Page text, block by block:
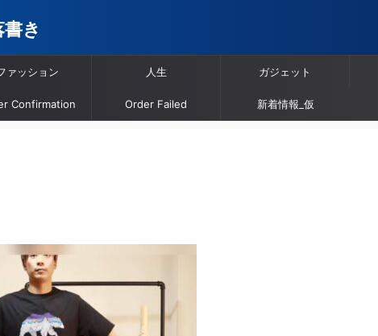
き
ァッション 人生 ガジェット
Confirmation Order Failed 新着情報_仮